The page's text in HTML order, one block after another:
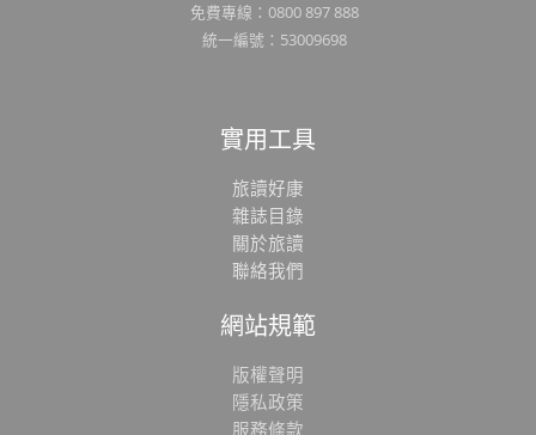
免費專線：0800 897 888
統一編號：53009698
實用工具
旅讀好康
雜誌目錄
關於旅讀
聯絡我們
網站規範
版權聲明
隱私政策
服務條款